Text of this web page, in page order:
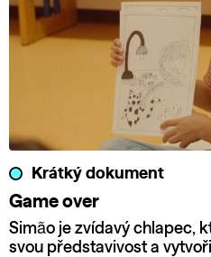
Krátký dokument
Game over
Simão je zvídavý chlapec,
svou představivost a